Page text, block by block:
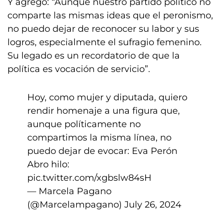
comparte las mismas ideas que el peronismo,
no puedo dejar de reconocer su labor y sus
logros, especialmente el sufragio femenino.
Su legado es un recordatorio de que la
política es vocación de servicio”.
Hoy, como mujer y diputada, quiero
rendir homenaje a una figura que,
aunque políticamente no
compartimos la misma línea, no
puedo dejar de evocar: Eva Perón
Abro hilo:
pic.twitter.com/xgbslw84sH
— Marcela Pagano
(@Marcelampagano) July 26, 2024